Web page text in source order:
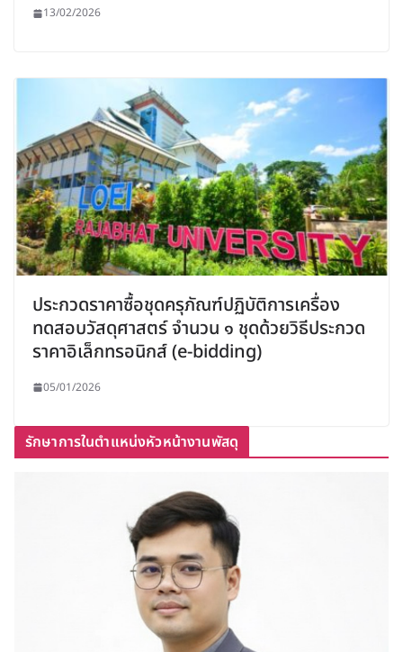
13/02/2026
ประกวดราคาซื้อชุดครุภัณฑ์ปฏิบัติการเครื่อง
ทดสอบวัสดุศาสตร์ จำนวน ๑ ชุดด้วยวิธีประกวด
ราคาอิเล็กทรอนิกส์ (e-bidding)
05/01/2026
รักษาการในตำแหน่งหัวหน้างานพัสดุ